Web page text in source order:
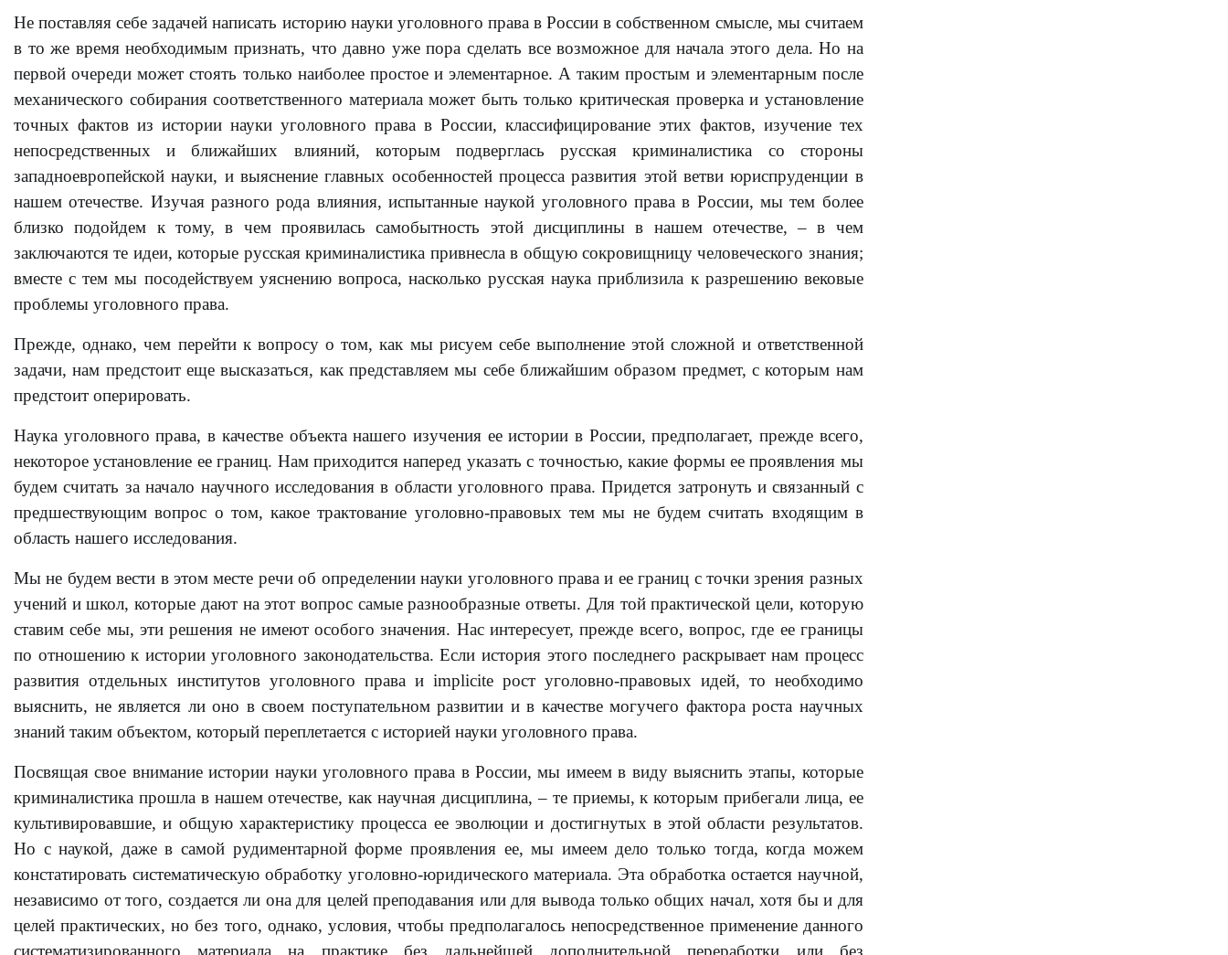
Не поставляя себе задачей написать историю науки уголовного права в России в собственном смысле, мы считаем
в то же время необходимым признать, что давно уже пора сделать все возможное для начала этого дела. Но на
первой очереди может стоять только наиболее простое и элементарное. А таким простым и элементарным после
механического собирания соответственного материала может быть только критическая проверка и установление
точных фактов из истории науки уголовного права в России, классифицирование этих фактов, изучение тех
непосредственных и ближайших влияний, которым подверглась русская криминалистика со стороны
западноевропейской науки, и выяснение главных особенностей процесса развития этой ветви юриспруденции в
нашем отечестве. Изучая разного рода влияния, испытанные наукой уголовного права в России, мы тем более
близко подойдем к тому, в чем проявилась самобытность этой дисциплины в нашем отечестве, – в чем
заключаются те идеи, которые русская криминалистика привнесла в общую сокровищницу человеческого знания;
вместе с тем мы посодействуем уяснению вопроса, насколько русская наука приблизила к разрешению вековые
проблемы уголовного права.
Прежде, однако, чем перейти к вопросу о том, как мы рисуем себе выполнение этой сложной и ответственной
задачи, нам предстоит еще высказаться, как представляем мы себе ближайшим образом предмет, с которым нам
предстоит оперировать.
Наука уголовного права, в качестве объекта нашего изучения ее истории в России, предполагает, прежде всего,
некоторое установление ее границ. Нам приходится наперед указать с точностью, какие формы ее проявления мы
будем считать за начало научного исследования в области уголовного права. Придется затронуть и связанный с
предшествующим вопрос о том, какое трактование уголовно-правовых тем мы не будем считать входящим в
область нашего исследования.
Мы не будем вести в этом месте речи об определении науки уголовного права и ее границ с точки зрения разных
учений и школ, которые дают на этот вопрос самые разнообразные ответы. Для той практической цели, которую
ставим себе мы, эти решения не имеют особого значения. Нас интересует, прежде всего, вопрос, где ее границы
по отношению к истории уголовного законодательства. Если история этого последнего раскрывает нам процесс
развития отдельных институтов уголовного права и implicite рост уголовно-правовых идей, то необходимо
выяснить, не является ли оно в своем поступательном развитии и в качестве могучего фактора роста научных
знаний таким объектом, который переплетается с историей науки уголовного права.
Посвящая свое внимание истории науки уголовного права в России, мы имеем в виду выяснить этапы, которые
криминалистика прошла в нашем отечестве, как научная дисциплина, – те приемы, к которым прибегали лица, ее
культивировавшие, и общую характеристику процесса ее эволюции и достигнутых в этой области результатов.
Но с наукой, даже в самой рудиментарной форме проявления ее, мы имеем дело только тогда, когда можем
констатировать систематическую обработку уголовно-юридического материала. Эта обработка остается научной,
независимо от того, создается ли она для целей преподавания или для вывода только общих начал, хотя бы и для
целей практических, но без того, однако, условия, чтобы предполагалось непосредственное применение данного
систематизированного материала на практике без дальнейшей дополнительной переработки или без